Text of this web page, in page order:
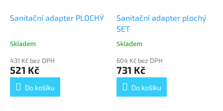
Sanitační adapter PLOCHÝ
Průměrné
produktu
je
5,0
Skladem
431 Kč bez DPH
521 Kč
Do košíku
Sanitační adapter plochý
SET
Průměrné
produktu
je
5,0
Skladem
604 Kč bez DPH
731 Kč
Do košíku